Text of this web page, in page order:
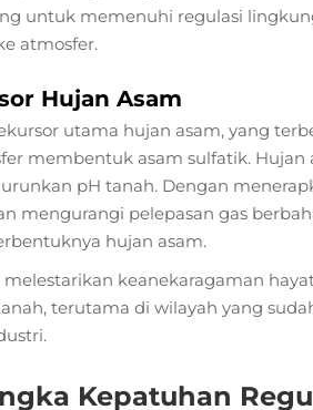
untuk memenuhi regulasi
atmosfer.
Hujan Asam
utama hujan asam, yang
membentuk asam sulfatik. Hujan
pH tanah. Dengan
mengurangi pelepasan gas
hujan asam.
keanekaragaman
terutama di wilayah yang
Kepatuhan